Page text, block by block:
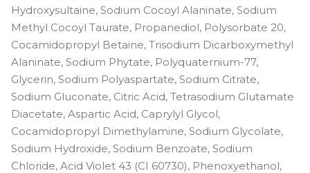
Hydroxysultaine, Sodium Cocoyl Alaninate, Sodium
Methyl Cocoyl Taurate, Propanediol, Polysorbate 20,
Cocamidopropyl Betaine, Trisodium Dicarboxymethyl
Alaninate, Sodium Phytate, Polyquaternium-77,
Glycerin, Sodium Polyaspartate, Sodium Citrate,
Sodium Gluconate, Citric Acid, Tetrasodium Glutamate
Diacetate, Aspartic Acid, Caprylyl Glycol,
Cocamidopropyl Dimethylamine, Sodium Glycolate,
Sodium Hydroxide, Sodium Benzoate, Sodium
Chloride, Acid Violet 43 (CI 60730), Phenoxyethanol,